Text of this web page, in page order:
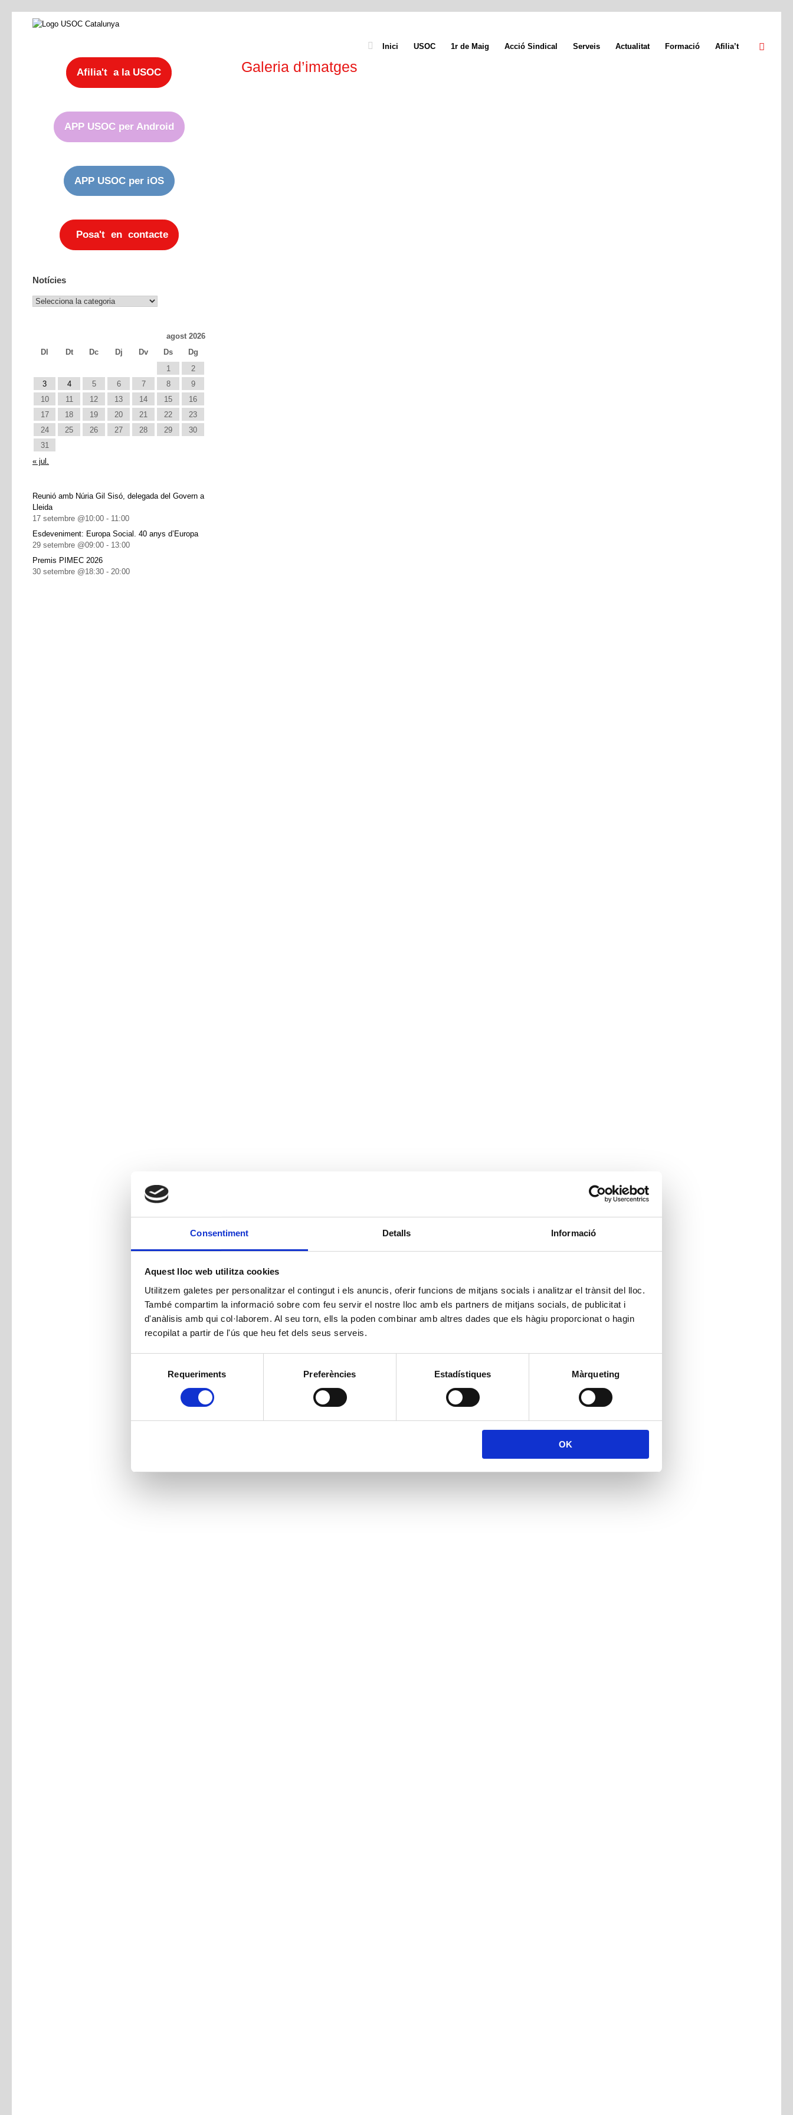
Consentiment Detalls Informació
Aquest lloc web utilitza cookies
Utilitzem galetes per personalitzar el contingut i els anuncis, oferir funcions de mitjans socials i analitzar el trànsit del lloc.
També compartim la informació sobre com feu servir el nostre lloc amb els partners de mitjans socials, de publicitat i
d'anàlisis amb qui col·laborem. Al seu torn, ells la poden combinar amb altres dades que els hàgiu proporcionat o hagin
recopilat a partir de l'ús que heu fet dels seus serveis.
consentiment
Requeriments Preferències Estadístiques Màrqueting
OK
Inici USOC 1r de Maig Acció Sindical Serveis Actualitat Formació Afilia’t
Galeria d’imatges
Afilia't a la USOC
APP USOC per Android
APP USOC per iOS
Posa't en contacte
Notícies
Notícies
agost 2026
Dl
Dt Dc Dj Dv Ds
Dg
1
2
3
4 5 6 7 8
9
10
11 12 13 14 15
16
17
18 19 20 21 22
23
24
25 26 27 28 29
30
31
« jul.
Reunió amb Núria Gil Sisó, delegada del Govern a
Lleida
17 setembre @10:00 - 11:00
Esdeveniment: Europa Social. 40 anys d’Europa
29 setembre @09:00 - 13:00
Premis PIMEC 2026
30 setembre @18:30 - 20:00